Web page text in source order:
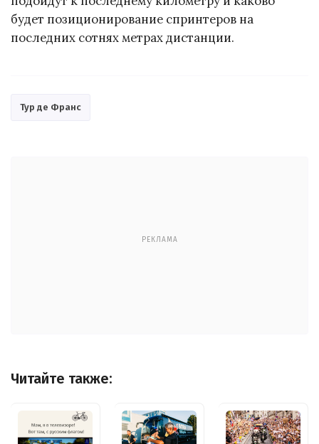
будет позиционирование спринтеров на
последних сотнях метрах дистанции.
Тур де Франс
РЕКЛАМА
Читайте также: